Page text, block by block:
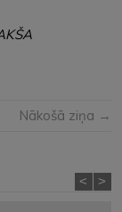
Nākošā ziņa →
< >